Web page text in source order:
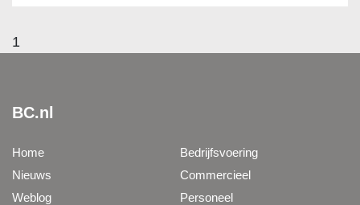
1
BC.nl
Home
Nieuws
Weblog
Bedrijfsvoering
Commercieel
Personeel